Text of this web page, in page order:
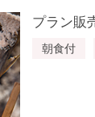
プラン販
朝食付